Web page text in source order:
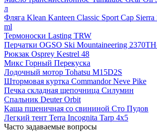
л
Фляга Klean Kanteen Classic Sport Cap Sierra
ml
Термоноски Lasting TRW
Перчатки OGSO Ski Mountaineering
Рюкзак Osprey Kestrel 48
Микс Горный Перекуска
Лодочный мотор Tohatsu M15D2S
Штормовая куртка Commandor Neve Pike
Печка складная щепочница Силумин
Спальник Deuter Orbit
Каша пшеничная со свининой Сто Пудов
Легкий тент Terra Incognita Tarp 4x5
Часто задаваемые вопросы